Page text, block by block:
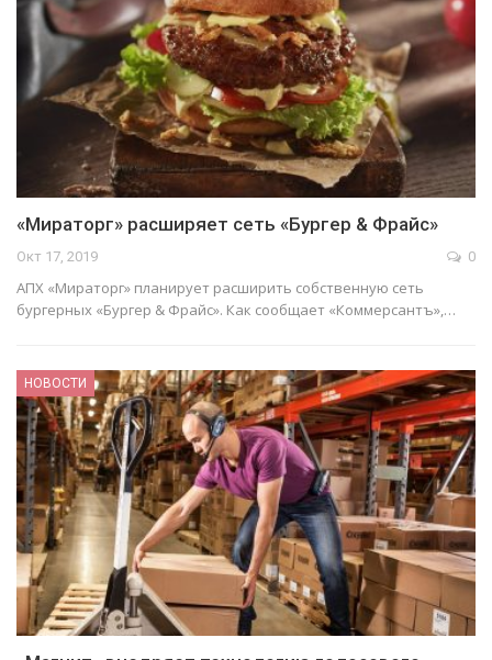
«Мираторг» расширяет сеть «Бургер & Фрайс»
Окт 17, 2019 0
АПХ «Мираторг» планирует расширить собственную сеть
бургерных «Бургер & Фрайс». Как сообщает «Коммерсантъ»,…
НОВОСТИ